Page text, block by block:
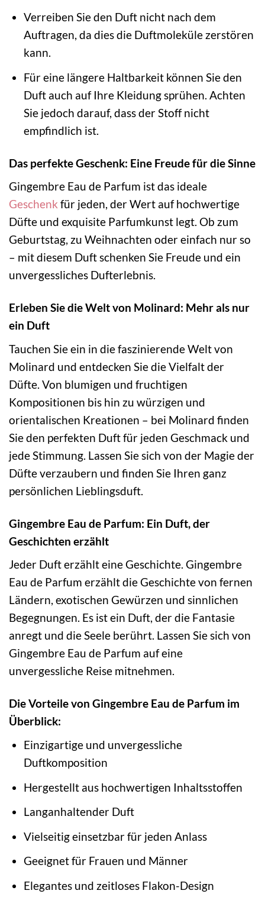
Verreiben Sie den Duft nicht nach dem
Auftragen, da dies die Duftmoleküle zerstören
kann.
Für eine längere Haltbarkeit können Sie den
Duft auch auf Ihre Kleidung sprühen. Achten
Sie jedoch darauf, dass der Stoff nicht
empfindlich ist.
Das perfekte Geschenk: Eine Freude für die Sinne
Gingembre Eau de Parfum ist das ideale
Geschenk für jeden, der Wert auf hochwertige
Düfte und exquisite Parfumkunst legt. Ob zum
Geburtstag, zu Weihnachten oder einfach nur so
– mit diesem Duft schenken Sie Freude und ein
unvergessliches Dufterlebnis.
Erleben Sie die Welt von Molinard: Mehr als nur
ein Duft
Tauchen Sie ein in die faszinierende Welt von
Molinard und entdecken Sie die Vielfalt der
Düfte. Von blumigen und fruchtigen
Kompositionen bis hin zu würzigen und
orientalischen Kreationen – bei Molinard finden
Sie den perfekten Duft für jeden Geschmack und
jede Stimmung. Lassen Sie sich von der Magie der
Düfte verzaubern und finden Sie Ihren ganz
persönlichen Lieblingsduft.
Gingembre Eau de Parfum: Ein Duft, der
Geschichten erzählt
Jeder Duft erzählt eine Geschichte. Gingembre
Eau de Parfum erzählt die Geschichte von fernen
Ländern, exotischen Gewürzen und sinnlichen
Begegnungen. Es ist ein Duft, der die Fantasie
anregt und die Seele berührt. Lassen Sie sich von
Gingembre Eau de Parfum auf eine
unvergessliche Reise mitnehmen.
Die Vorteile von Gingembre Eau de Parfum im
Überblick:
Einzigartige und unvergessliche
Duftkomposition
Hergestellt aus hochwertigen Inhaltsstoffen
Langanhaltender Duft
Vielseitig einsetzbar für jeden Anlass
Geeignet für Frauen und Männer
Elegantes und zeitloses Flakon-Design